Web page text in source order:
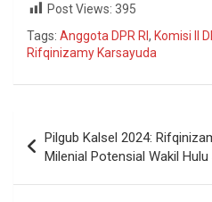
Post Views: 395
Tags: Anggota DPR RI , Komisi II
Rifqinizamy Karsayuda
Pilgub Kalsel 2024:
Milenial Potensial Wakil Hulu